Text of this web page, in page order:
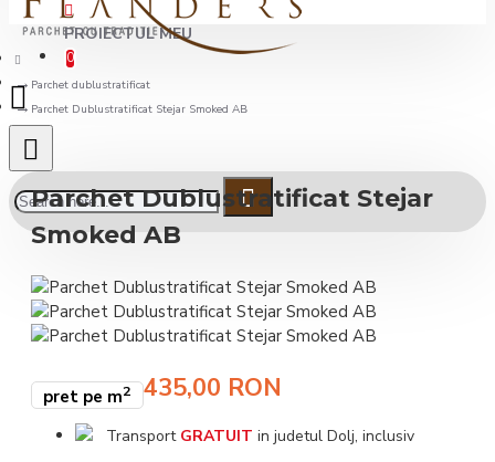
PROIECTUL MEU
0
Parchet dublustratificat
Parchet Dublustratificat Stejar Smoked AB
Parchet Dublustratificat Stejar
Smoked AB
435,00 RON
pret pe m2
Transport GRATUIT in judetul Dolj, inclusiv